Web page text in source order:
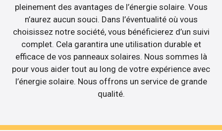
pleinement des avantages de l’énergie solaire. Vous
n’aurez aucun souci. Dans l’éventualité où vous
choisissez notre société, vous bénéficierez d’un suivi
complet. Cela garantira une utilisation durable et
efficace de vos panneaux solaires. Nous sommes là
pour vous aider tout au long de votre expérience avec
l’énergie solaire. Nous offrons un service de grande
qualité.